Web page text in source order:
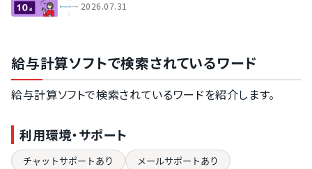
2026.07.31
給与計算ソフトで検索されているワード
給与計算ソフトで検索されているワードを紹介します。
利用環境・サポート
チャットサポートあり メールサポートあり